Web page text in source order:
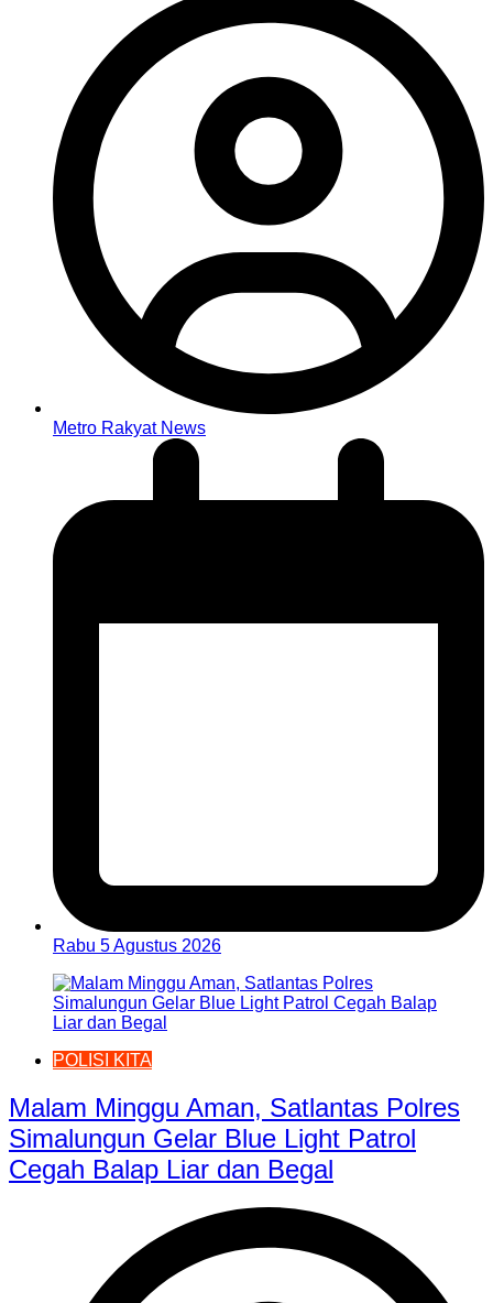
Metro Rakyat News
Rabu 5 Agustus 2026
POLISI KITA
Malam Minggu Aman, Satlantas Polres
Simalungun Gelar Blue Light Patrol
Cegah Balap Liar dan Begal